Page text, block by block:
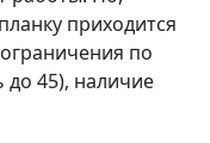
приходится
по
до 45), наличие